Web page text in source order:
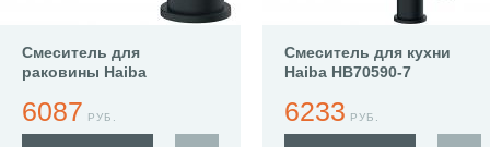
Смеситель для
раковины Haiba
6087 РУБ.
Смеситель для кухни
Haiba HB70590-7
6233 РУБ.